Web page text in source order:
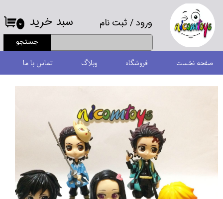
ورود/ ثبت نام
حساب کاربری من
تغییر گذر واژه
سفارشات
جستجو
۰ سبد خرید
صفحه نخست فروشگاه وبلاگ تماس با ما